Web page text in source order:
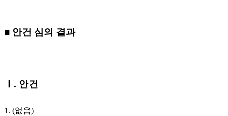
■ 안건 심의 결과
Ⅰ . 안건
1. (없음)